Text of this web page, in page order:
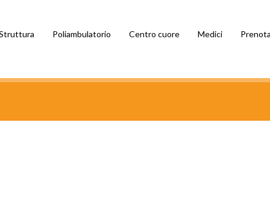
Poliambulatorio Centro cuore Medici